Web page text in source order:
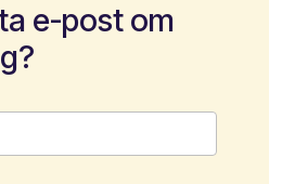
e-post om